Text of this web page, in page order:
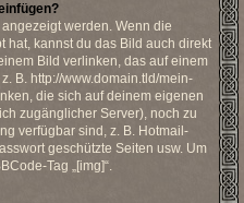
werden. Wenn die
hat, kannst du das Bild auch direkt
Bild verlinken, das auf einem
B. http://www.domain.tld/mein-
die sich auf deinem eigenen
zugänglicher Server), noch zu
verfügbar sind, z. B. Hotmail-
geschützte Seiten usw. Um
Tag „[img]“.